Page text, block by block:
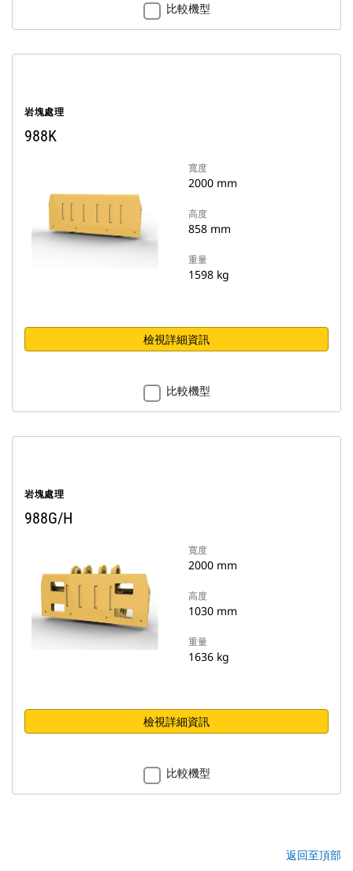
比較機型
岩塊處理
988K
寬度
2000 mm
高度
858 mm
重量
1598 kg
檢視詳細資訊
比較機型
岩塊處理
988G/H
寬度
2000 mm
高度
1030 mm
重量
1636 kg
檢視詳細資訊
比較機型
返回至頂部